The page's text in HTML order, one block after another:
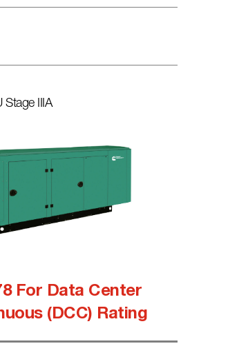
Stage IIIA
For Data Center
(DCC) Rating